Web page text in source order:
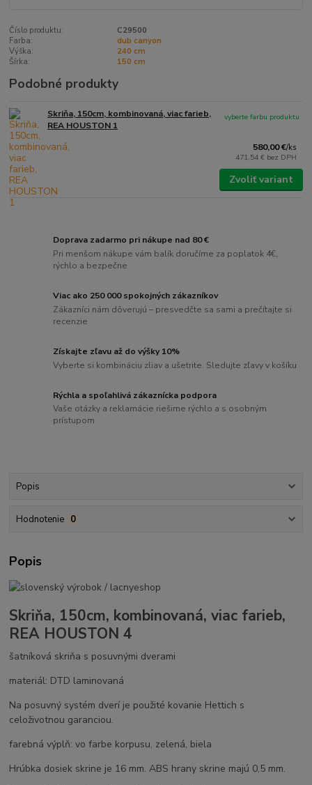
Číslo produktu:
C29500
Farba:
dub canyon
Výška:
240 cm
Šírka:
150 cm
Podobné produkty
Skriňa, 150cm, kombinovaná, viac farieb,
REA HOUSTON 1
580,00 €/ks
471,54 € bez DPH
vyberte farbu produktu
Zvoliť variant
Doprava zadarmo pri nákupe nad 80 €
Pri menšom nákupe vám balík doručíme za poplatok 4€,
rýchlo a bezpečne
Viac ako 250 000 spokojných zákazníkov
Zákazníci nám dôverujú – presvedčte sa sami a prečítajte si
recenzie
Získajte zľavu až do výšky 10%
Vyberte si kombináciu zliav a ušetrite. Sledujte zľavy v košíku
Rýchla a spoľahlivá zákaznícka podpora
Vaše otázky a reklamácie riešime rýchlo a s osobným
prístupom
Popis
Hodnotenie 0
Popis
Skriňa, 150cm, kombinovaná, viac farieb,
REA HOUSTON 4
šatníková skriňa s posuvnými dverami
materiál: DTD laminovaná
Na posuvný systém dverí je použité kovanie Hettich s
celoživotnou garanciou.
farebná výplň: vo farbe korpusu, zelená, biela
Hrúbka dosiek skrine je 16 mm. ABS hrany skrine majú 0,5 mm.